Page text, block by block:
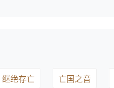
继绝存亡 亡国之音